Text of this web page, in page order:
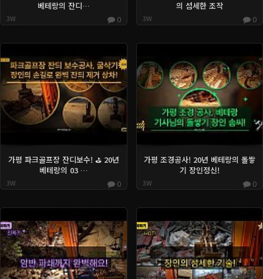
베테랑의 잔디…
3W 0
의 섬세한 조작
3W 0
가평 파크골프장 잔디보수! ⛳️ 20년
베테랑의 03 …
3W 0
가평 조경공사! 20년 베테랑의 돌쌓
기 장인정신!
3W 0